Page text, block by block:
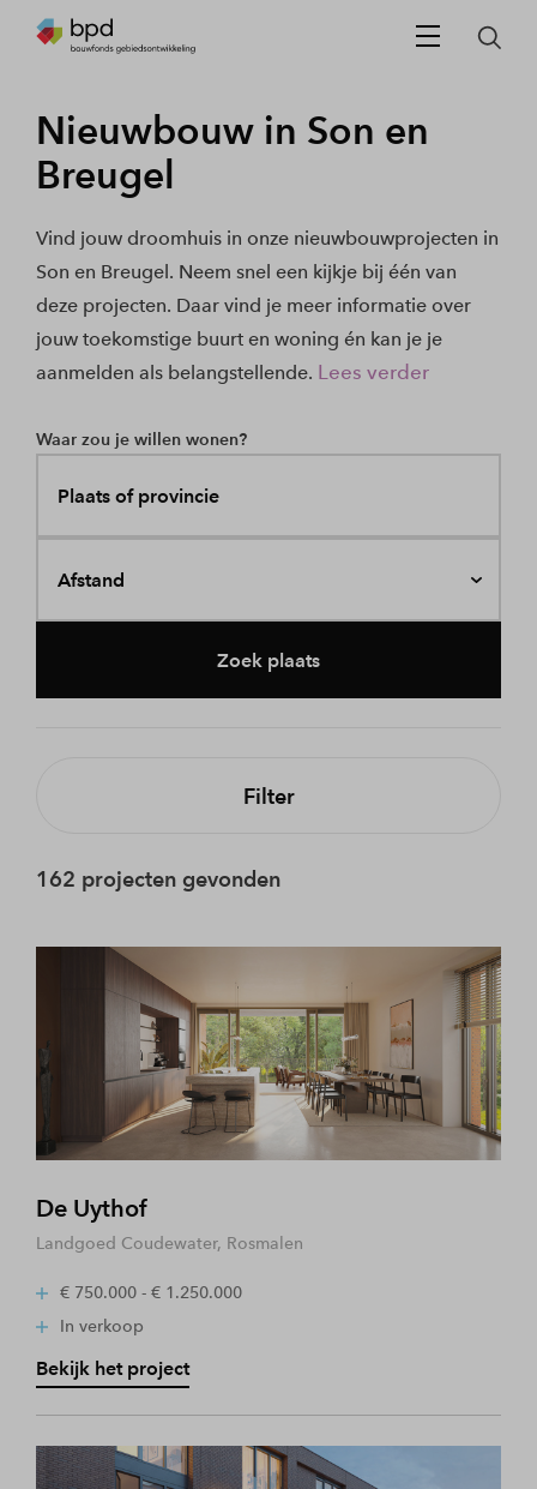
Nieuwbouw in Son en
Breugel
Vind jouw droomhuis in onze nieuwbouwprojecten in
Son en Breugel. Neem snel een kijkje bij één van
deze projecten. Daar vind je meer informatie over
jouw toekomstige buurt en woning én kan je je
aanmelden als belangstellende. Lees verder
Waar zou je willen wonen?
Plaats of provincie
Afstand
Zoek plaats
Filter
162 projecten gevonden
De Uythof
Landgoed Coudewater, Rosmalen
€ 750.000 - € 1.250.000
In verkoop
Bekijk het project